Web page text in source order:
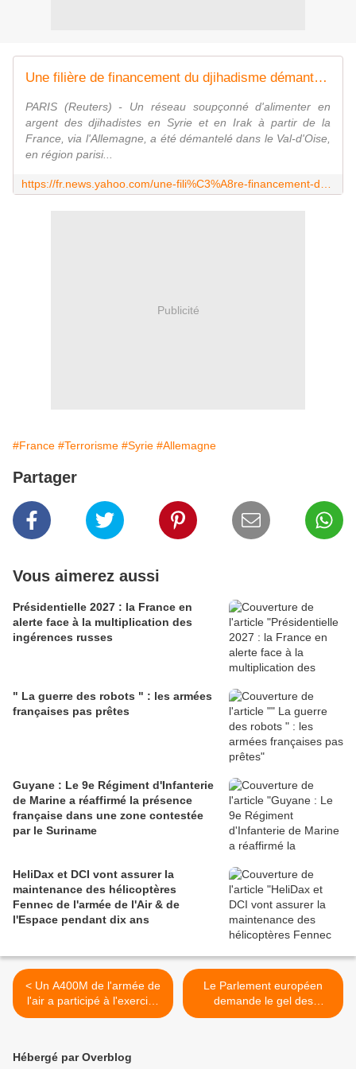
Une filière de financement du djihadisme démantelée
PARIS (Reuters) - Un réseau soupçonné d'alimenter en
argent des djihadistes en Syrie et en Irak à partir de la
France, via l'Allemagne, a été démantelé dans le Val-d'Oise,
en région parisi...
Publicité
#France #Terrorisme #Syrie #Allemagne
Partager
Vous aimerez aussi
Présidentielle 2027 : la France en
alerte face à la multiplication des
ingérences russes
" La guerre des robots " : les armées
françaises pas prêtes
Guyane : Le 9e Régiment d'Infanterie
de Marine a réaffirmé la présence
française dans une zone contestée
par le Suriname
HeliDax et DCI vont assurer la
maintenance des hélicoptères
Fennec de l'armée de l'Air & de
l'Espace pendant dix ans
< Un A400M de l'armée de
l'air a participé à l'exercice
ATLC aux EAU
Le Parlement européen
demande le gel des
négociations d’adhésion
Hébergé par Overblog